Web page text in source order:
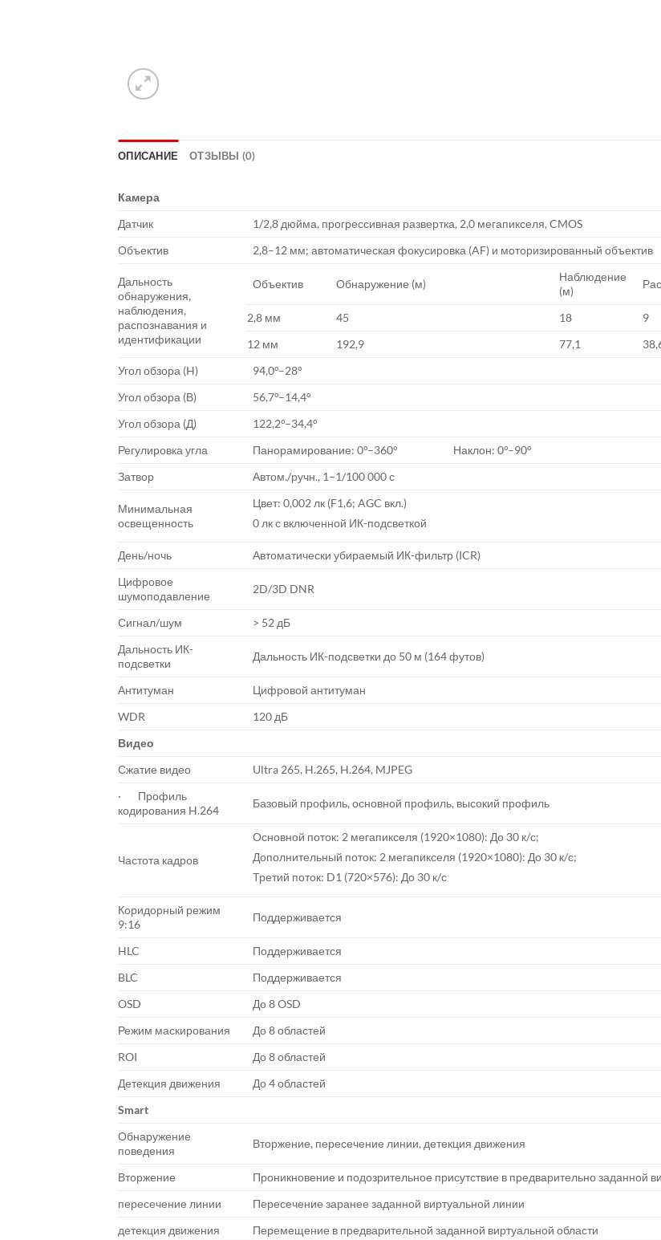
ОПИСАНИЕ ОТЗЫВЫ (0)
Камера
Датчик
1/2,8 дюйма, прогрессивная развертка, 2,0 мегапикселя, CMOS
Объектив
2,8–12 мм; автоматическая фокусировка (AF) и моторизированный объектив
Дальность
обнаружения,
наблюдения,
распознавания и
идентификации
Объектив Обнаружение (м)
Наблюдение
(м)
2,8 мм
45 18 9
12 мм
192,9 77,1
Угол обзора (H)
94,0°–28°
Угол обзора (В)
56,7°–14,4°
Угол обзора (Д)
122,2°–34,4°
Регулировка угла
Панорамирование: 0°–360° Наклон: 0°–90°
Затвор
Автом./ручн., 1–1/100 000 с
Минимальная
освещенность
Цвет: 0,002 лк (F1,6; AGC вкл.)
0 лк с включенной ИК-подсветкой
День/ночь
Автоматически убираемый ИК-фильтр (ICR)
Цифровое
шумоподавление
2D/3D DNR
Сигнал/шум
> 52 дБ
Дальность ИК-
подсветки
Дальность ИК-подсветки до 50 м (164 футов)
Антитуман
Цифровой антитуман
WDR
120 дБ
Видео
Сжатие видео
Ultra 265, H.265, H.264, MJPEG
· Профиль
кодирования H.264
Базовый профиль, основной профиль, высокий профиль
Частота кадров
Основной поток: 2 мегапикселя (1920×1080): До 30 к/с;
Дополнительный поток: 2 мегапикселя (1920×1080): До 30 к/с;
Третий поток: D1 (720×576): До 30 к/с
Коридорный режим
9:16
Поддерживается
HLC
Поддерживается
BLC
Поддерживается
OSD
До 8 OSD
Режим маскирования
До 8 областей
ROI
До 8 областей
Детекция движения
До 4 областей
Smart
Обнаружение
поведения
Вторжение, пересечение линии, детекция движения
Вторжение
Проникновение и подозрительное присутствие в предварительно заданной
пересечение линии
Пересечение заранее заданной виртуальной линии
детекция движения
Перемещение в предварительной заданной виртуальной области